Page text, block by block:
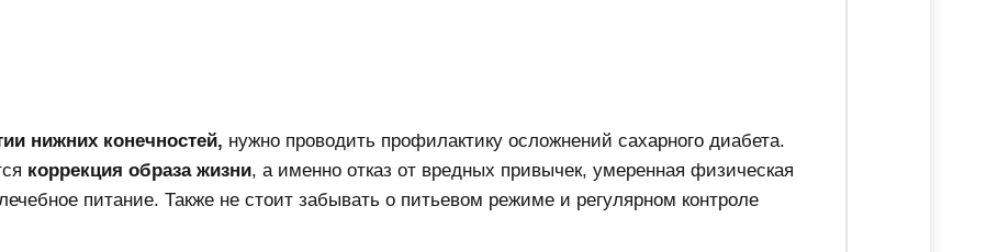
нижних конечностей, нужно проводить профилактику осложнений сахарного диабета.
коррекция образа жизни, а именно отказ от вредных привычек, умеренная физическая
питание. Также не стоит забывать о питьевом режиме и регулярном контроле